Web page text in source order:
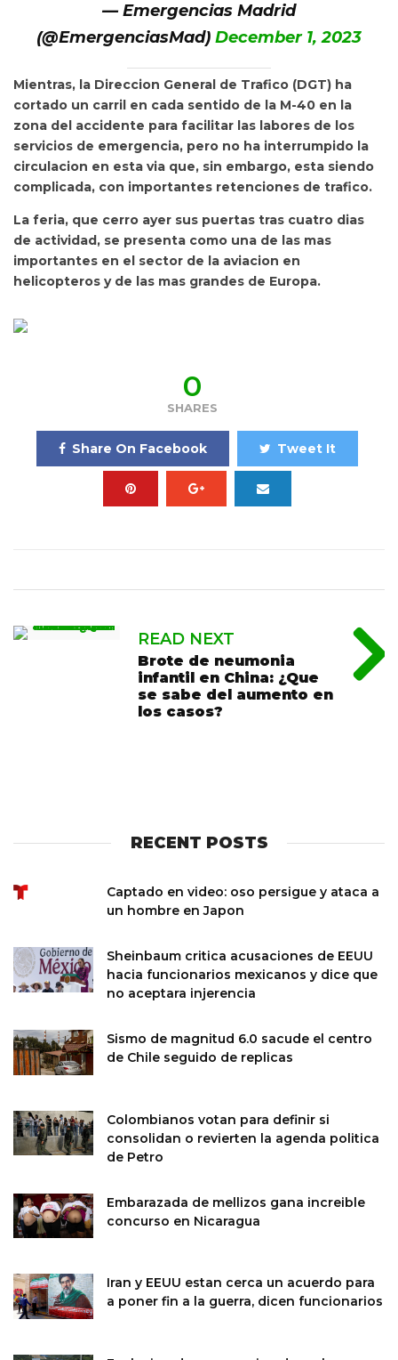
— Emergencias Madrid
(@EmergenciasMad) December 1, 2023
Mientras, la Direccion General de Trafico (DGT) ha
cortado un carril en cada sentido de la M-40 en la
zona del accidente para facilitar las labores de los
servicios de emergencia, pero no ha interrumpido la
circulacion en esta via que, sin embargo, esta siendo
complicada, con importantes retenciones de trafico.
La feria, que cerro ayer sus puertas tras cuatro dias
de actividad, se presenta como una de las mas
importantes en el sector de la aviacion en
helicopteros y de las mas grandes de Europa.
0
SHARES
Share On Facebook Tweet It
READ NEXT
Brote de neumonia
infantil en China: ¿Que
se sabe del aumento en
los casos?
RECENT POSTS
Captado en video: oso persigue y ataca a
un hombre en Japon
Sheinbaum critica acusaciones de EEUU
hacia funcionarios mexicanos y dice que
no aceptara injerencia
Sismo de magnitud 6.0 sacude el centro
de Chile seguido de replicas
Colombianos votan para definir si
consolidan o revierten la agenda politica
de Petro
Embarazada de mellizos gana increible
concurso en Nicaragua
Iran y EEUU estan cerca un acuerdo para
a poner fin a la guerra, dicen funcionarios